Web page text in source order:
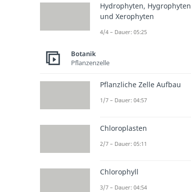
Hydrophyten, Hygrophyten
und Xerophyten
4/4 – Dauer: 05:25
Botanik
Pflanzenzelle
Pflanzliche Zelle Aufbau
1/7 – Dauer: 04:57
Chloroplasten
2/7 – Dauer: 05:11
Chlorophyll
3/7 – Dauer: 04:54